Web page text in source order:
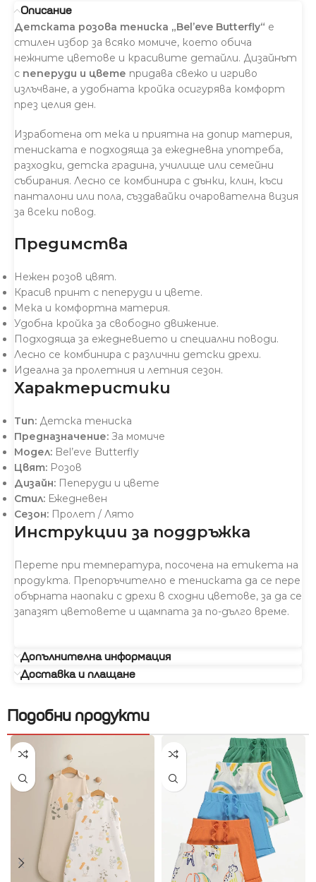
Описание
Детската розова тениска „Bel’eve Butterfly“ е
стилен избор за всяко момиче, което обича
нежните цветове и красивите детайли. Дизайнът
с пеперуди и цвете придава свежо и игриво
излъчване, а удобната кройка осигурява комфорт
през целия ден.
Изработена от мека и приятна на допир материя,
тениската е подходяща за ежедневна употреба,
разходки, детска градина, училище или семейни
събирания. Лесно се комбинира с дънки, клин, къси
панталони или пола, създавайки очарователна визия
за всеки повод.
Предимства
Нежен розов цвят.
Красив принт с пеперуди и цвете.
Мека и комфортна материя.
Удобна кройка за свободно движение.
Подходяща за ежедневието и специални поводи.
Лесно се комбинира с различни детски дрехи.
Идеална за пролетния и летния сезон.
Характеристики
Тип: Детска тениска
Предназначение: За момиче
Модел: Bel’eve Butterfly
Цвят: Розов
Дизайн: Пеперуди и цвете
Стил: Ежедневен
Сезон: Пролет / Лято
Инструкции за поддръжка
Перете при температура, посочена на етикета на
продукта. Препоръчително е тениската да се пере
обърната наопаки с дрехи в сходни цветове, за да се
запазят цветовете и щампата за по-дълго време.
Допълнителна информация
Доставка и плащане
Подобни продукти